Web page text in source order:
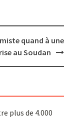
quand à une
au Soudan
plus de 4.000